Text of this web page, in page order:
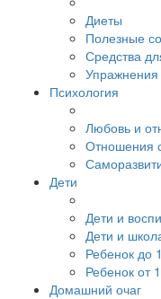
Диеты
Полезные
Средства
Упражнения
Психология
Любовь и
Отношения
Дети
Дети и
Дети и
Ребенок до
Ребенок от
Домашний очаг